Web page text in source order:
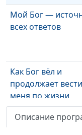
Мой Бог —
всех ответов
Как Бог вёл и
продолжает вести
меня по жизни
Описание